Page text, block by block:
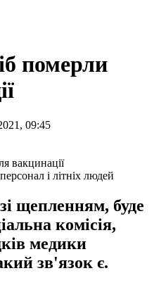
померли
09:45
і літніх людей
щепленням, буде
комісія,
медики
зв'язок є.